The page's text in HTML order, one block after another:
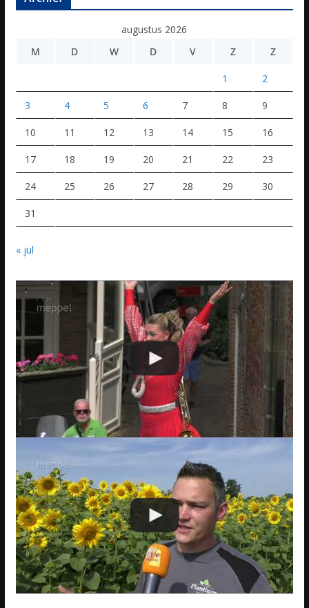
augustus 2026
M
D W D V Z Z
1 2
3 4 5 6 7 8 9
10 11 12 13 14 15 16
17 18 19 20 21 22 23
24 25 26 27 28 29 30
31
« jul